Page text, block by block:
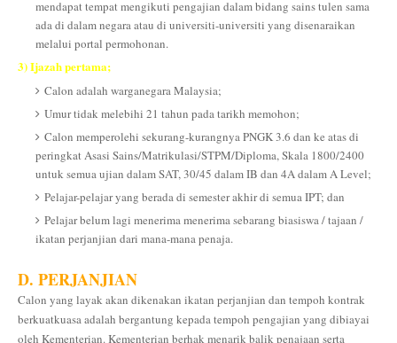
mendapat tempat mengikuti pengajian dalam bidang sains tulen sama
ada di dalam negara atau di universiti-universiti yang disenaraikan
melalui portal permohonan.
3) Ijazah pertama;
Calon adalah warganegara Malaysia;
Umur tidak melebihi 21 tahun pada tarikh memohon;
Calon memperolehi sekurang-kurangnya PNGK 3.6 dan ke atas di
peringkat Asasi Sains/Matrikulasi/STPM/Diploma, Skala 1800/2400
untuk semua ujian dalam SAT, 30/45 dalam IB dan 4A dalam A Level;
Pelajar-pelajar yang berada di semester akhir di semua IPT; dan
Pelajar belum lagi menerima menerima sebarang biasiswa / tajaan /
ikatan perjanjian dari mana-mana penaja.
D. PERJANJIAN
Calon yang layak akan dikenakan ikatan perjanjian dan tempoh kontrak
berkuatkuasa adalah bergantung kepada tempoh pengajian yang dibiayai
oleh Kementerian. Kementerian berhak menarik balik penajaan serta